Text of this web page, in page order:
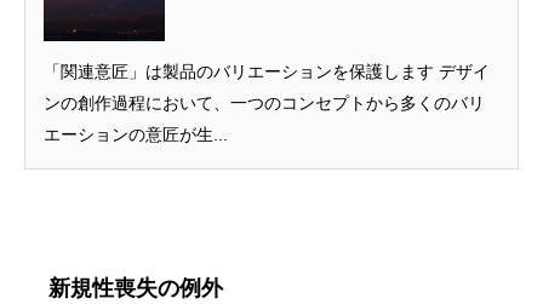
「関連意匠」は製品のバリエーションを保護します デザイ
ンの創作過程において、一つのコンセプトから多くのバリ
エーションの意匠が生...
新規性喪失の例外